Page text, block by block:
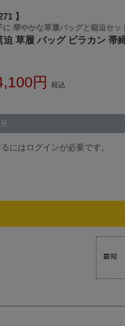
華やかな草履バッグと箱迫セッ
草履 バッグ ビラカン 帯
税込
にはログインが必要です。